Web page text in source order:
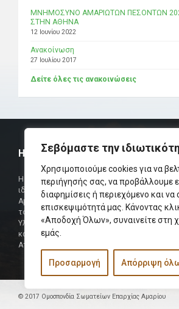
Σεβόμαστε την
Χρησιμοποιούμε cookies για να
περιήγησής σας, να προβάλλουμε
διαφημίσεις ή περιεχόμενο και να
επισκεψιμότητά μας. Κάνοντας
«Αποδοχή Όλων», συναινείτε στη
εμάς.
Προσαρμογή Απόρριψη
ΜΝΗΜΟΣΥΝΟ ΑΜΑΡΙΩΤΩΝ ΠΕΣΟΝΤΩΝ
ΣΤΗΝ ΑΘΗΝΑ
12 Ιουνίου 2022
Ανακοίνωση
27 Ιουλίου 2017
Δείτε όλες τις ανακοινώσεις
Η ΟΜΟΣΠΟΝΔΙΑ
Η Ομοσπονδία Σωματείων Επαρχίας Αμαρίου
ιδρύθηκε και πήρε τη θέση της Ένωσης
Αμαριωτών, που λειτουργούσε από το 1966
το 1984.
Υλοποιήθηκε σε συνεργασία των μελών του
και των Δ.Σ των Αμαριώτικων Σωματείων της
Αττικής.
© 2017 Ομοσπονδία Σωματείων Επαρχίας Αμαρίου